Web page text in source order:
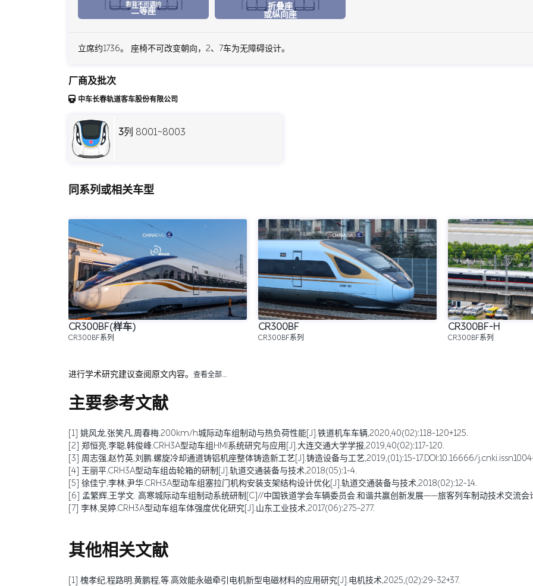
靠背不可调的
二等座
折叠座
或纵向座
立席约1736。 座椅不可改变朝向，2、7车为无障碍设计。
厂商及批次
中车长春轨道客车股份有限公司
3列 8001~8003
同系列或相关车型
CR300BF(样车)
CR300BF系列
CR300BF
CR300BF系列
CR300BF-H
CR300BF系列
进行学术研究建议查阅原文内容。 查看全部…
主要参考文献
[1] 姚风龙,张笑凡,周春梅.200km/h城际动车组制动与热负荷性能[J].铁道机车车辆,2020,40(02):118-120+125.
[2] 郑恒亮,李聪,韩俊峰.CRH3A型动车组HMI系统研究与应用[J].大连交通大学学报,2019,40(02):117-120.
[3] 周志强,赵竹英,刘鹏.螺旋冷却通道铸铝机座整体铸造新工艺[J].铸造设备与工艺,2019,(01):15-17.DOI:10.16666/
[4] 王丽平.CRH3A型动车组齿轮箱的研制[J].轨道交通装备与技术,2018(05):1-4.
[5] 徐佳宁,李林,尹华.CRH3A型动车组塞拉门机构安装支架结构设计优化[J].轨道交通装备与技术,2018(02):12-14.
[6] 孟繁辉,王学文. 高寒城际动车组制动系统研制[C]//中国铁道学会车辆委员会.和谐共赢创新发展——旅客列车制动技术交流会
[7] 李林,吴婷.CRH3A型动车组车体强度优化研究[J].山东工业技术,2017(06):275-277.
其他相关文献
[1] 槐孝纪,程路明,黄鹏程,等.高效能永磁牵引电机新型电磁材料的应用研究[J].电机技术,2025,(02):29-32+37.